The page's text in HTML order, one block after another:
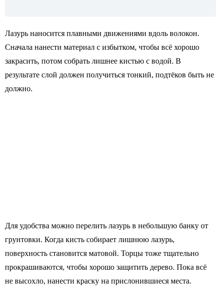
Лазурь наносится плавными движениями вдоль волокон.
Сначала нанести материал с избытком, чтобы всё хорошо
закрасить, потом собрать лишнее кистью с водой. В
результате слой должен получиться тонкий, подтёков быть не
должно.
Для удобства можно перелить лазурь в небольшую банку от
грунтовки. Когда кисть собирает лишнюю лазурь,
поверхность становится матовой. Торцы тоже тщательно
прокрашиваются, чтобы хорошо защитить дерево. Пока всё
не высохло, нанести краску на прислонившиеся места.